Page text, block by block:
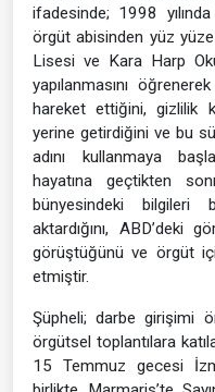
ifadesinde; 1998
örgüt abisinden yüz yüze
Lisesi ve Kara Harp
yapılanmasını
hareket ettiğini, gizlilik
yerine getirdiğini ve bu
adını kullanmaya
hayatına geçtikten
bünyesindeki bilgileri
aktardığını, ABD’deki
görüştüğünü ve örgüt
etmiştir.
Şüpheli; darbe girişimi
örgütsel toplantılara
15 Temmuz gecesi